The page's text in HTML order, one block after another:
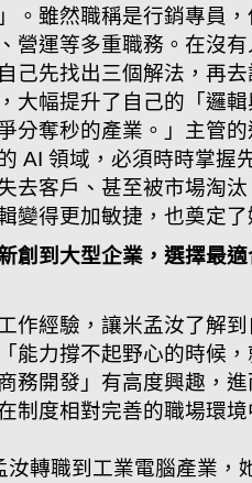
。雖然職稱是行銷專員
營運等多重職務。在沒
己先找出三個解法，再
大幅提升了自己的「邏輯
分奪秒的產業。」主管
AI 領域，必須時時掌握
去客戶、甚至被市場淘
變得更加敏捷，也奠定
創到大型企業，選擇最
作經驗，讓米孟汝了解
能力撐不起野心的時候
務開發」有高度興趣，
制度相對完善的職場環
汝轉職到工業電腦產業，